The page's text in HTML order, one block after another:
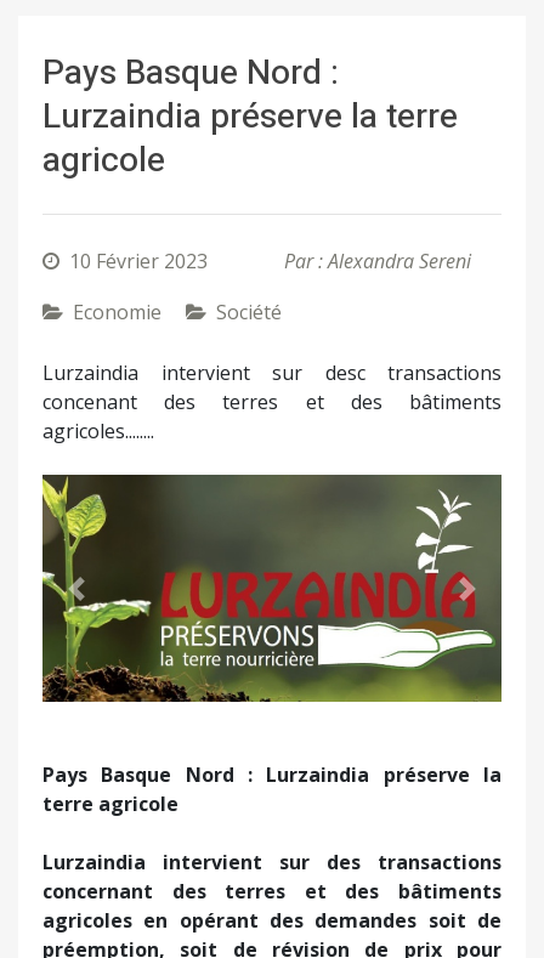
Pays Basque Nord :
Lurzaindia préserve la terre
agricole
10 Février 2023
Par : Alexandra Sereni
Economie
Société
Lurzaindia intervient sur desc transactions
concenant des terres et des bâtiments
agricoles........
Précédent Suivant
Pays Basque Nord : Lurzaindia préserve la
terre agricole
Lurzaindia intervient sur des transactions
concernant des terres et des bâtiments
agricoles en opérant des demandes soit de
préemption, soit de révision de prix pour